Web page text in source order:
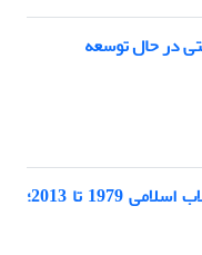
در حال توسعه
آمریکا و امنیتی کردن ایران پس از انقلاب اسلامی 1979 تا 2013؛